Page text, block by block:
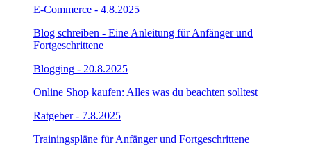
E-Commerce - 4.8.2025
Blog schreiben - Eine Anleitung für Anfänger und
Fortgeschrittene
Blogging - 20.8.2025
Online Shop kaufen: Alles was du beachten solltest
Ratgeber- 7.8.2025
Trainingspläne für Anfänger und Fortgeschrittene